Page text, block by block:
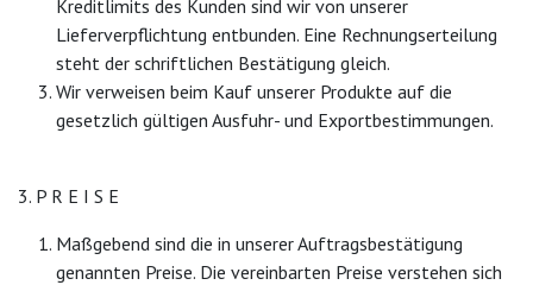
Kreditlimits des Kunden sind wir von unserer
Lieferverpflichtung entbunden. Eine Rechnungserteilung
steht der schriftlichen Bestätigung gleich.
Wir verweisen beim Kauf unserer Produkte auf die
gesetzlich gültigen Ausfuhr- und Exportbestimmungen.
3. P R E I S E
Maßgebend sind die in unserer Auftragsbestätigung
genannten Preise. Die vereinbarten Preise verstehen sich